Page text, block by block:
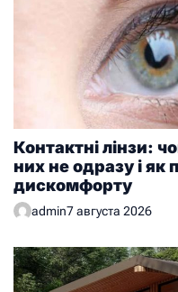
Контактні лінзи:
них не одразу і як
дискомфорту
admin7 августа 2026